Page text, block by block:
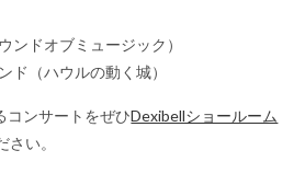
ンドオブミュージック）
ド（ハウルの動く城）
コンサートをぜひDexibellショールーム
い。